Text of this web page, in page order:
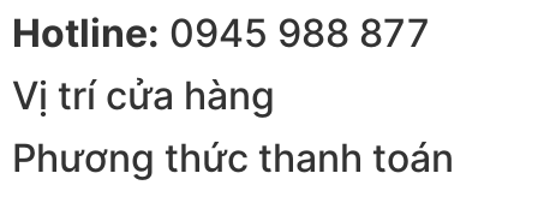
Hotline: 0945 988 877
Vị trí cửa hàng
Phương thức thanh toán